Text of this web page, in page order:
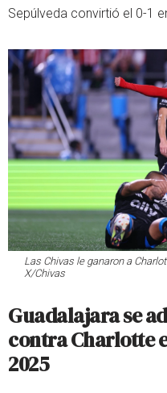
Sepúlveda convirtió el 0-1
Las Chivas le ganaron a
X/Chivas
Guadalajara se
contra Charlotte
2025